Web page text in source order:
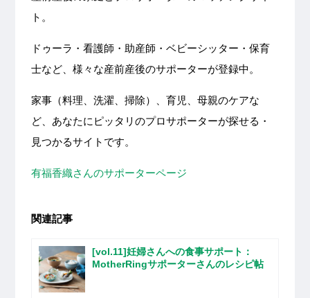
ト。
ドゥーラ・看護師・助産師・ベビーシッター・保育
士など、様々な産前産後のサポーターが登録中。
家事（料理、洗濯、掃除）、育児、母親のケアな
ど、あなたにピッタリのプロサポーターが探せる・
見つかるサイトです。
有福香織さんのサポーターページ
関連記事
[vol.11]妊婦さんへの食事サポート：
MotherRingサポーターさんのレシピ帖